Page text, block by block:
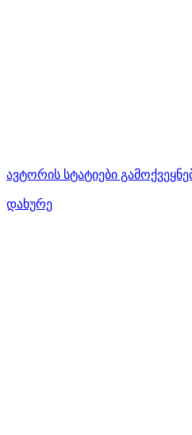
ავტორის სტატიები
დახურე